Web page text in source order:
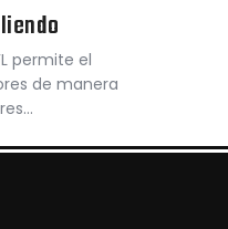
permite el
de manera